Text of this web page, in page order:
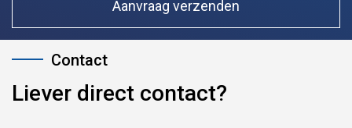
Liever direct contact?